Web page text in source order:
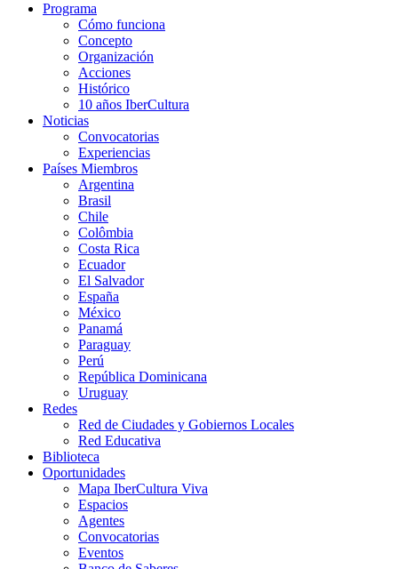
Programa
Cómo funciona
Concepto
Organización
Acciones
Histórico
10 años IberCultura
Noticias
Convocatorias
Experiencias
Países Miembros
Argentina
Brasil
Chile
Colômbia
Costa Rica
Ecuador
El Salvador
España
México
Panamá
Paraguay
Perú
República Dominicana
Uruguay
Redes
Red de Ciudades y Gobiernos Locales
Red Educativa
Biblioteca
Oportunidades
Mapa IberCultura Viva
Espacios
Agentes
Convocatorias
Eventos